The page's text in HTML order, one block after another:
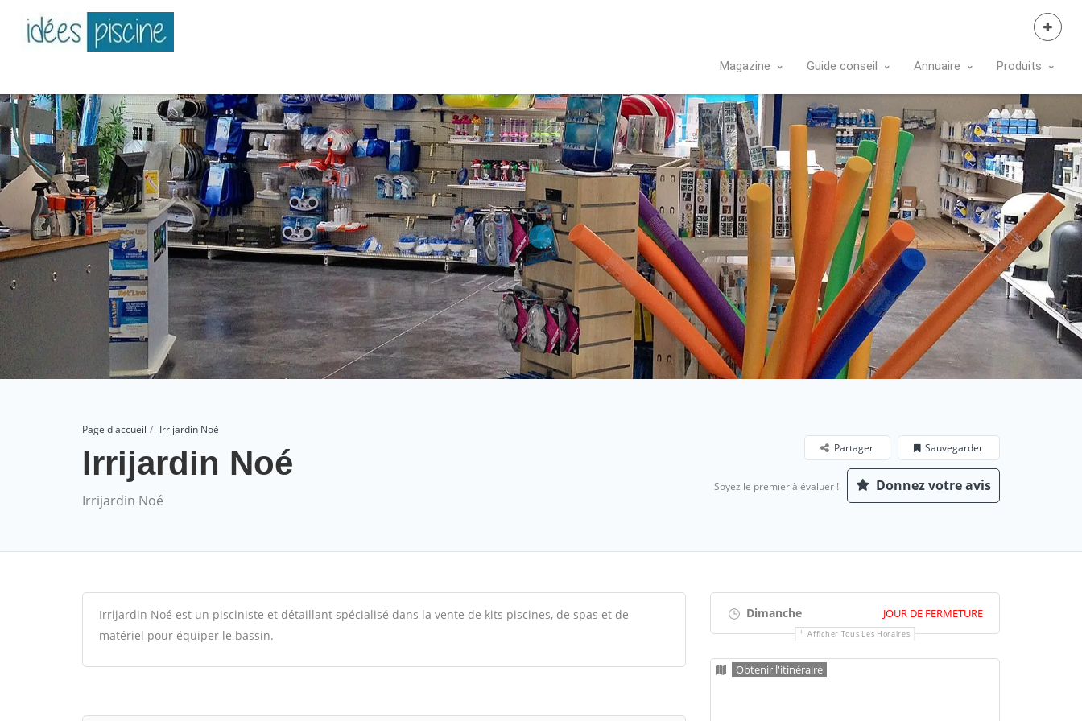
Magazine Guide conseil Annuaire Produits
Page d'accueil Irrijardin Noé
Irrijardin Noé
Irrijardin Noé
Sauvegarder
Partager
Soyez le premier à évaluer ! Donnez votre avis
Irrijardin Noé est un pisciniste et détaillant spécialisé dans la vente de kits piscines, de spas et de
matériel pour équiper le bassin.
Dimanche JOUR DE FERMETURE
Afficher Tous Les Horaires
Obtenir l'itinéraire